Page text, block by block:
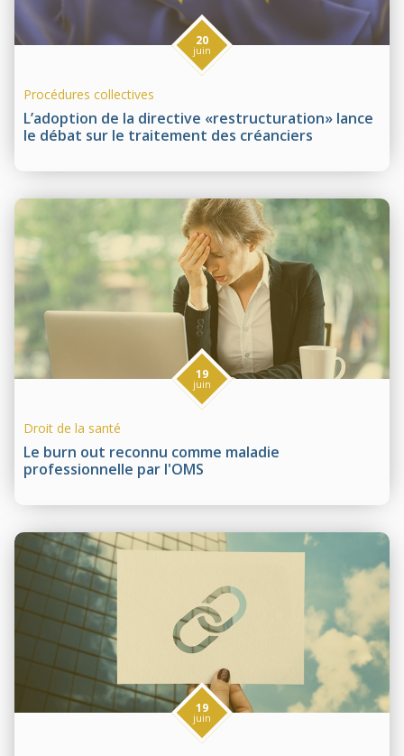
L’adoption de la directive «restructuration» lance
le débat sur le traitement des créanciers
20
juin
Procédures collectives
Le burn out reconnu comme maladie
professionnelle par l'OMS
19
juin
Droit de la santé
19
juin